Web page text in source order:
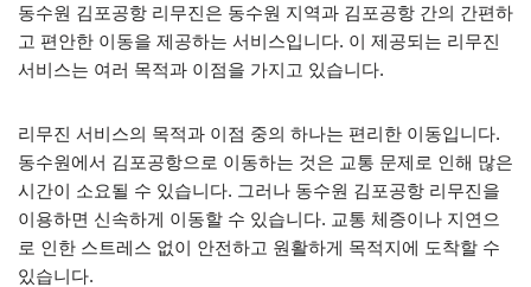
동수원 김포공항 리무진은 동수원 지역과 김포공항 간의 간편하
고 편안한 이동을 제공하는 서비스입니다. 이 제공되는 리무진
서비스는 여러 목적과 이점을 가지고 있습니다.
리무진 서비스의 목적과 이점 중의 하나는 편리한 이동입니다.
동수원에서 김포공항으로 이동하는 것은 교통 문제로 인해 많은
시간이 소요될 수 있습니다. 그러나 동수원 김포공항 리무진을
이용하면 신속하게 이동할 수 있습니다. 교통 체증이나 지연으
로 인한 스트레스 없이 안전하고 원활하게 목적지에 도착할 수
있습니다.